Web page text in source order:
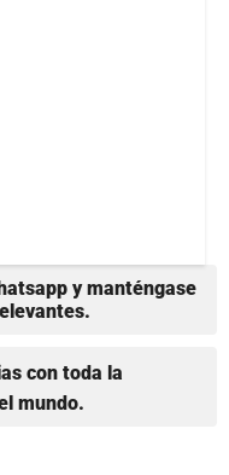
y manténgase
con toda la
mundo.